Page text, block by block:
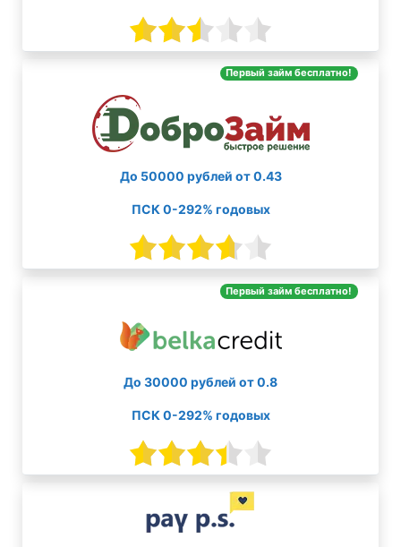
Первый займ бесплатно!
До 50000 рублей от 0.43
ПСК 0-292% годовых
Первый займ бесплатно!
До 30000 рублей от 0.8
ПСК 0-292% годовых